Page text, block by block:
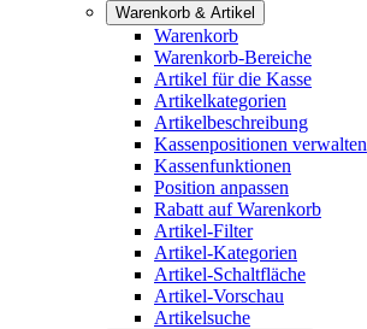
Warenkorb & Artikel
Warenkorb
Warenkorb-Bereiche
Artikel für die Kasse
Artikelkategorien
Artikelbeschreibung
Kassenpositionen verwalten
Kassenfunktionen
Position anpassen
Rabatt auf Warenkorb
Artikel-Filter
Artikel-Kategorien
Artikel-Schaltfläche
Artikel-Vorschau
Artikelsuche